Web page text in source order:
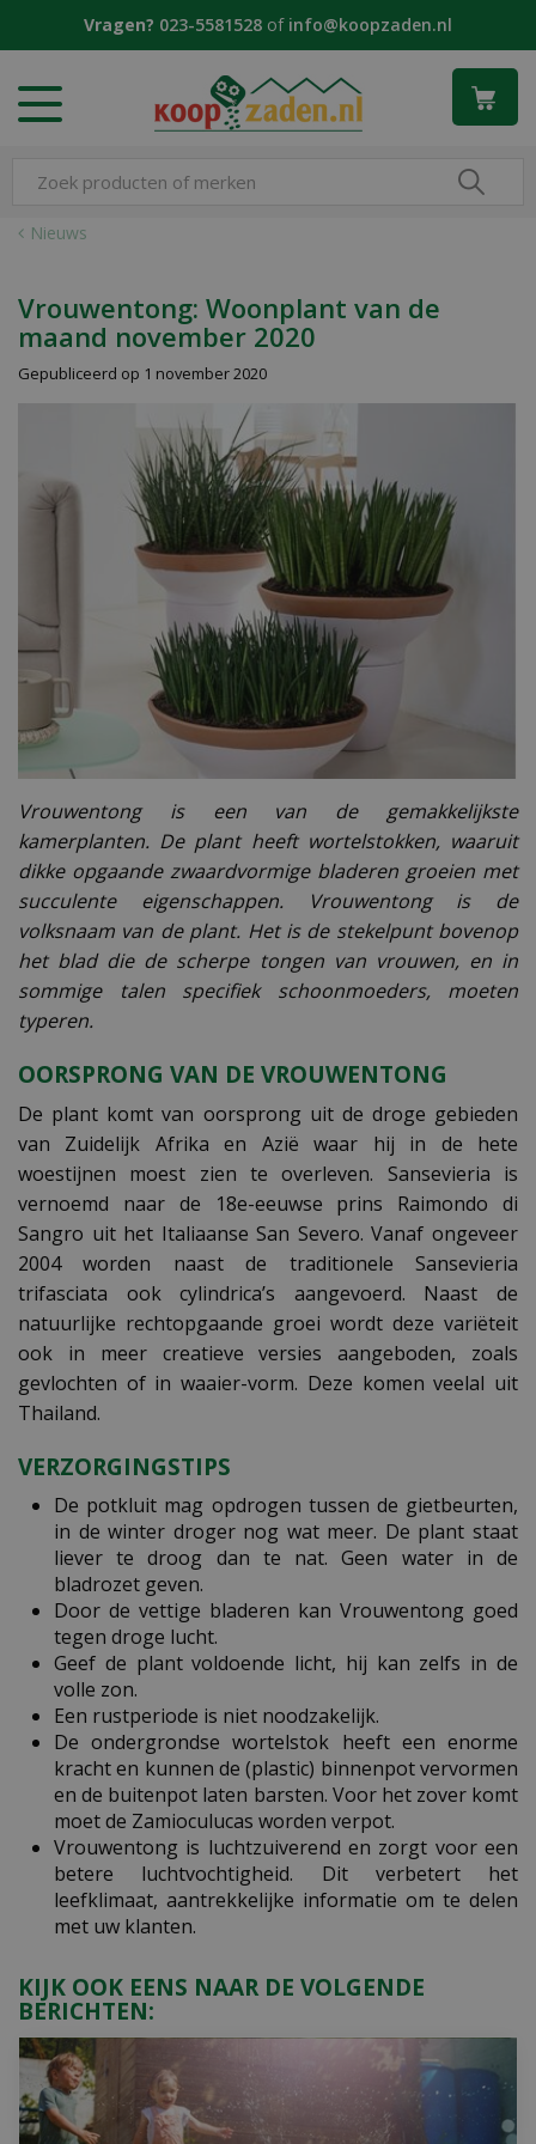
Nieuws
Vragen? 023-5581528 of info@koopzaden.nl
Vrouwentong: Woonplant van de
maand november 2020
Gepubliceerd op 1 november 2020
Vrouwentong is een van de gemakkelijkste
kamerplanten. De plant heeft wortelstokken, waaruit
dikke opgaande zwaardvormige bladeren groeien met
succulente eigenschappen. Vrouwentong is de
volksnaam van de plant. Het is de stekelpunt bovenop
het blad die de scherpe tongen van vrouwen, en in
sommige talen specifiek schoonmoeders, moeten
typeren.
OORSPRONG VAN DE VROUWENTONG
De plant komt van oorsprong uit de droge gebieden
van Zuidelijk Afrika en Azië waar hij in de hete
woestijnen moest zien te overleven. Sansevieria is
vernoemd naar de 18e-eeuwse prins Raimondo di
Sangro uit het Italiaanse San Severo. Vanaf ongeveer
2004 worden naast de traditionele Sansevieria
trifasciata ook cylindrica’s aangevoerd. Naast de
natuurlijke rechtopgaande groei wordt deze variëteit
ook in meer creatieve versies aangeboden, zoals
gevlochten of in waaier-vorm. Deze komen veelal uit
Thailand.
VERZORGINGSTIPS
De potkluit mag opdrogen tussen de gietbeurten,
in de winter droger nog wat meer. De plant staat
liever te droog dan te nat. Geen water in de
bladrozet geven.
Door de vettige bladeren kan Vrouwentong goed
tegen droge lucht.
Geef de plant voldoende licht, hij kan zelfs in de
volle zon.
Een rustperiode is niet noodzakelijk.
De ondergrondse wortelstok heeft een enorme
kracht en kunnen de (plastic) binnenpot vervormen
en de buitenpot laten barsten. Voor het zover komt
moet de Zamioculucas worden verpot.
Vrouwentong is luchtzuiverend en zorgt voor een
betere luchtvochtigheid. Dit verbetert het
leefklimaat, aantrekkelijke informatie om te delen
met uw klanten.
KIJK OOK EENS NAAR DE VOLGENDE
BERICHTEN: